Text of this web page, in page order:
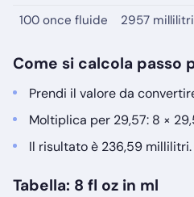
100 once fluide
2957 millilitri
Come si calcola passo
Prendi il valore da
Moltiplica per 29,57: 8 ×
Il risultato è 236,59 millilitri.
Tabella: 8 fl oz in ml